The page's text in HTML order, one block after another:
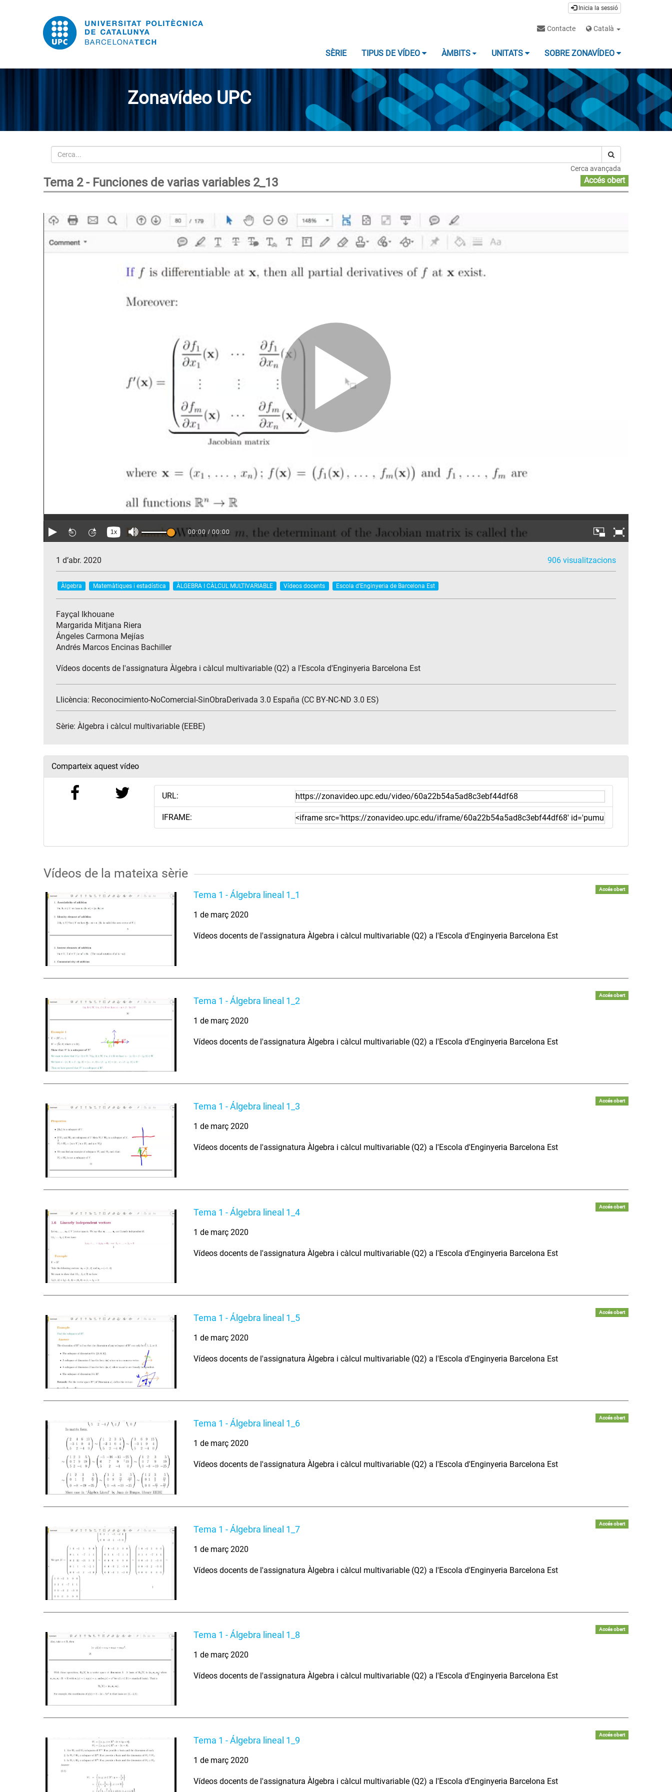
Inicia la sessió
Contacte Català
SÈRIE TIPUS DE VÍDEO ÀMBITS UNITATS SOBRE ZONAVÍDEO
Zonavídeo UPC
Cerca
Cerca avançada
Tema 2 - Funciones de varias variables 2_13 Accés obert
1 d’abr. 2020 906 visualitzacions
Àlgebra Matemàtiques i estadística ÀLGEBRA I CÀLCUL MULTIVARIABLE Vídeos docents Escola d'Enginyeria de Barcelona Est
Fayçal Ikhouane
Margarida Mitjana Riera
Ángeles Carmona Mejías
Andrés Marcos Encinas Bachiller
Vídeos docents de l'assignatura Àlgebra i càlcul multivariable (Q2) a l'Escola d'Enginyeria Barcelona Est
Llicència: Reconocimiento-NoComercial-SinObraDerivada 3.0 España (CC BY-NC-ND 3.0 ES)
Sèrie: Àlgebra i càlcul multivariable (EEBE)
Comparteix aquest vídeo
URL:
IFRAME:
Vídeos de la mateixa sèrie
Tema 1 - Álgebra lineal 1_1
Accés obert
1 de març 2020
Vídeos docents de l'assignatura Àlgebra i càlcul multivariable (Q2) a l'Escola d'Enginyeria Barcelona Est
Tema 1 - Álgebra lineal 1_2
Accés obert
1 de març 2020
Vídeos docents de l'assignatura Àlgebra i càlcul multivariable (Q2) a l'Escola d'Enginyeria Barcelona Est
Tema 1 - Álgebra lineal 1_3
Accés obert
1 de març 2020
Vídeos docents de l'assignatura Àlgebra i càlcul multivariable (Q2) a l'Escola d'Enginyeria Barcelona Est
Tema 1 - Álgebra lineal 1_4
Accés obert
1 de març 2020
Vídeos docents de l'assignatura Àlgebra i càlcul multivariable (Q2) a l'Escola d'Enginyeria Barcelona Est
Tema 1 - Álgebra lineal 1_5
Accés obert
1 de març 2020
Vídeos docents de l'assignatura Àlgebra i càlcul multivariable (Q2) a l'Escola d'Enginyeria Barcelona Est
Tema 1 - Álgebra lineal 1_6
Accés obert
1 de març 2020
Vídeos docents de l'assignatura Àlgebra i càlcul multivariable (Q2) a l'Escola d'Enginyeria Barcelona Est
Tema 1 - Álgebra lineal 1_7
Accés obert
1 de març 2020
Vídeos docents de l'assignatura Àlgebra i càlcul multivariable (Q2) a l'Escola d'Enginyeria Barcelona Est
Tema 1 - Álgebra lineal 1_8
Accés obert
1 de març 2020
Vídeos docents de l'assignatura Àlgebra i càlcul multivariable (Q2) a l'Escola d'Enginyeria Barcelona Est
Tema 1 - Álgebra lineal 1_9
Accés obert
1 de març 2020
Vídeos docents de l'assignatura Àlgebra i càlcul multivariable (Q2) a l'Escola d'Enginyeria Barcelona Est